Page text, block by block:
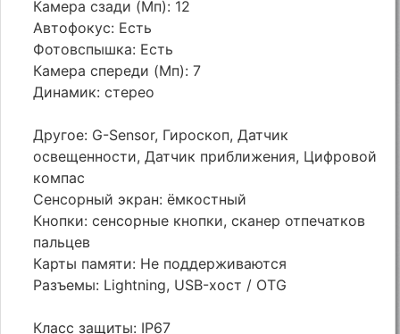
Камера сзади (Мп): 12
Автофокус: Есть
Фотовспышка: Есть
Камера спереди (Мп): 7
Динамик: стерео
Другое: G-Sensor, Гироскоп, Датчик
освещенности, Датчик приближения, Цифровой
компас
Сенсорный экран: ёмкостный
Кнопки: сенсорные кнопки, сканер отпечатков
пальцев
Карты памяти: Не поддерживаются
Разъемы: Lightning, USB-хост / OTG
Класс защиты: IP67